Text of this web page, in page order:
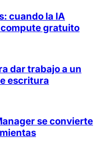
cuando la IA
gratuito
dar trabajo a un
escritura
se convierte